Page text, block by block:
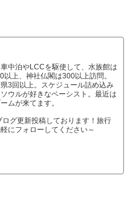
中泊やLCCを駆使して、水族館は
上、神社仏閣は300以上訪問。
3回以上。スケジュール詰め込み
ウルが好きなベーシスト。最近は
ムが来てます。
グ更新投稿しております！旅行
にフォローしてください～